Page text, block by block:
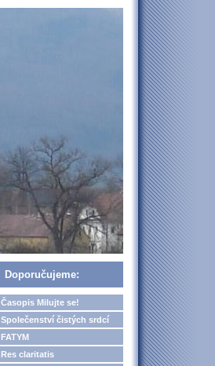
Doporučujeme:
Časopis Milujte se!
Společenství čistých srdcí
FATYM
Res claritatis